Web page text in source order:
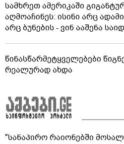
სამხრეთ ამერიკაში
აღმოაჩინეს: ისინი არც
არც ბუნების - ვინ ააშენა
წინასწარმეტყველებები
რეალურად ახდა
"სანაპირო რაიონებში